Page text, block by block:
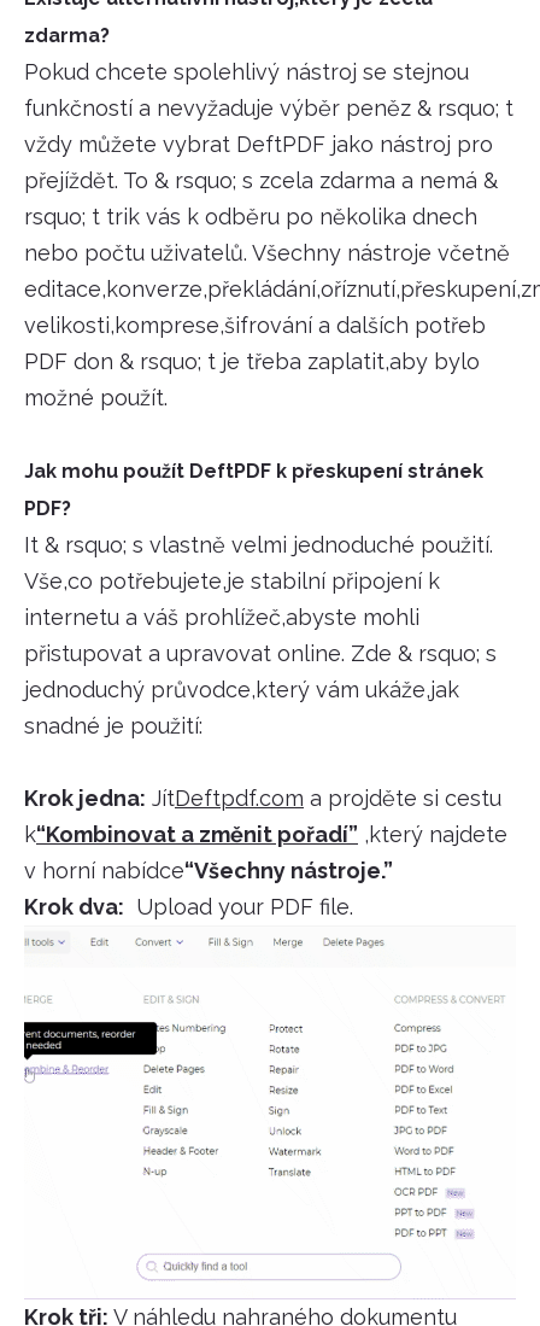
zdarma?
Pokud chcete spolehlivý nástroj se stejnou
funkčností a nevyžaduje výběr peněz & rsquo; t
vždy můžete vybrat DeftPDF jako nástroj pro
přejíždět. To & rsquo; s zcela zdarma a nemá &
rsquo; t trik vás k odběru po několika dnech
nebo počtu uživatelů. Všechny nástroje včetně
velikosti,komprese,šifrování a dalších potřeb
PDF don & rsquo; t je třeba zaplatit,aby bylo
možné použít.
Jak mohu použít DeftPDF k přeskupení stránek
PDF?
It & rsquo; s vlastně velmi jednoduché použití.
Vše,co potřebujete,je stabilní připojení k
internetu a váš prohlížeč,abyste mohli
přistupovat a upravovat online. Zde & rsquo; s
jednoduchý průvodce,který vám ukáže,jak
snadné je použití:
Krok jedna: JítDeftpdf.com a projděte si cestu
k“Kombinovat a změnit pořadí” ,který najdete
v horní nabídce“Všechny nástroje.”
Krok dva: Upload your PDF file.
Krok tři: V náhledu nahraného dokumentu